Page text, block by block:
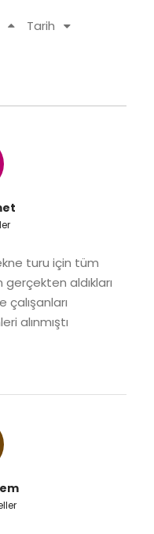
Tarih
turu için tüm
aldıkları
çalışanları
alınmıştı